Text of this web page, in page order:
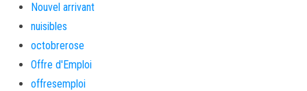
Nouvel arrivant
nuisibles
octobrerose
Offre d'Emploi
offresemploi